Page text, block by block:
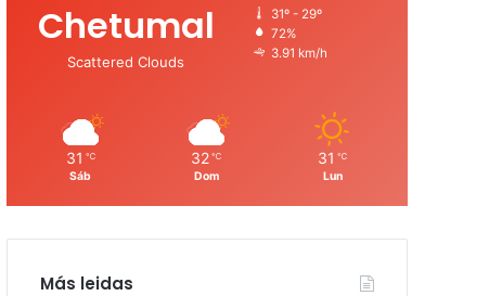
Chetumal
Scattered Clouds
31º - 29º
72%
3.91 km/h
31 ℃
Sáb
32 ℃
Dom
31 ℃
Lun
Más leidas